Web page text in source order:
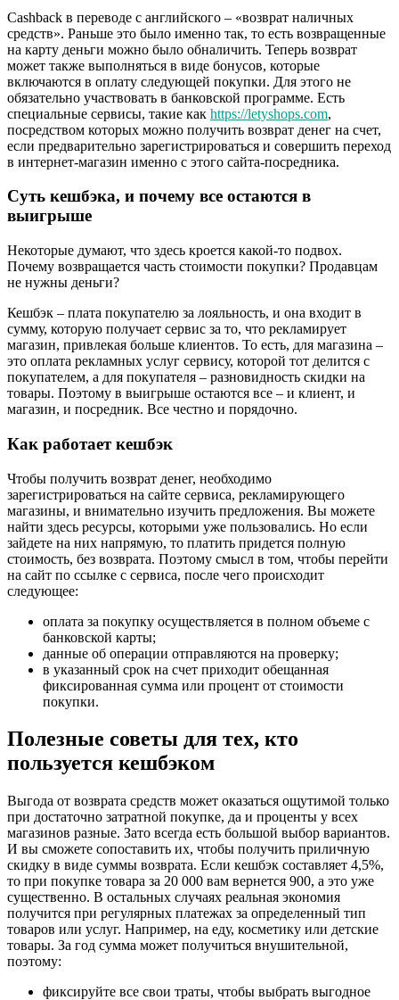
Cashback в переводе с английского – «возврат наличных
средств». Раньше это было именно так, то есть возвращенные
на карту деньги можно было обналичить. Теперь возврат
может также выполняться в виде бонусов, которые
включаются в оплату следующей покупки. Для этого не
обязательно участвовать в банковской программе. Есть
специальные сервисы, такие как https://letyshops.com,
посредством которых можно получить возврат денег на счет,
если предварительно зарегистрироваться и совершить переход
в интернет-магазин именно с этого сайта-посредника.
Суть кешбэка, и почему все остаются в
выигрыше
Некоторые думают, что здесь кроется какой-то подвох.
Почему возвращается часть стоимости покупки? Продавцам
не нужны деньги?
Кешбэк – плата покупателю за лояльность, и она входит в
сумму, которую получает сервис за то, что рекламирует
магазин, привлекая больше клиентов. То есть, для магазина –
это оплата рекламных услуг сервису, которой тот делится с
покупателем, а для покупателя – разновидность скидки на
товары. Поэтому в выигрыше остаются все – и клиент, и
магазин, и посредник. Все честно и порядочно.
Как работает кешбэк
Чтобы получить возврат денег, необходимо
зарегистрироваться на сайте сервиса, рекламирующего
магазины, и внимательно изучить предложения. Вы можете
найти здесь ресурсы, которыми уже пользовались. Но если
зайдете на них напрямую, то платить придется полную
стоимость, без возврата. Поэтому смысл в том, чтобы перейти
на сайт по ссылке с сервиса, после чего происходит
следующее:
оплата за покупку осуществляется в полном объеме с
банковской карты;
данные об операции отправляются на проверку;
в указанный срок на счет приходит обещанная
фиксированная сумма или процент от стоимости
покупки.
Полезные советы для тех, кто
пользуется кешбэком
Выгода от возврата средств может оказаться ощутимой только
при достаточно затратной покупке, да и проценты у всех
магазинов разные. Зато всегда есть большой выбор вариантов.
И вы сможете сопоставить их, чтобы получить приличную
скидку в виде суммы возврата. Если кешбэк составляет 4,5%,
то при покупке товара за 20 000 вам вернется 900, а это уже
существенно. В остальных случаях реальная экономия
получится при регулярных платежах за определенный тип
товаров или услуг. Например, на еду, косметику или детские
товары. За год сумма может получиться внушительной,
поэтому:
фиксируйте все свои траты, чтобы выбрать выгодное